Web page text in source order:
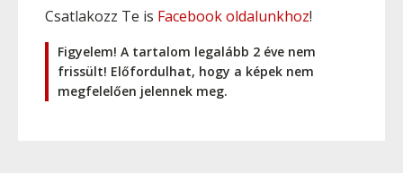
Csatlakozz Te is Facebook oldalunkhoz!
Figyelem! A tartalom legalább 2 éve nem
frissült! Előfordulhat, hogy a képek nem
megfelelően jelennek meg.